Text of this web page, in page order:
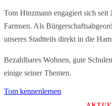
Tom Hinzmann engagiert sich seit
Farmsen. Als
unseres Stadtteils direkt in die
Bezahlbares Wohnen, gute
einige seiner Themen.
Tom kennenlernen